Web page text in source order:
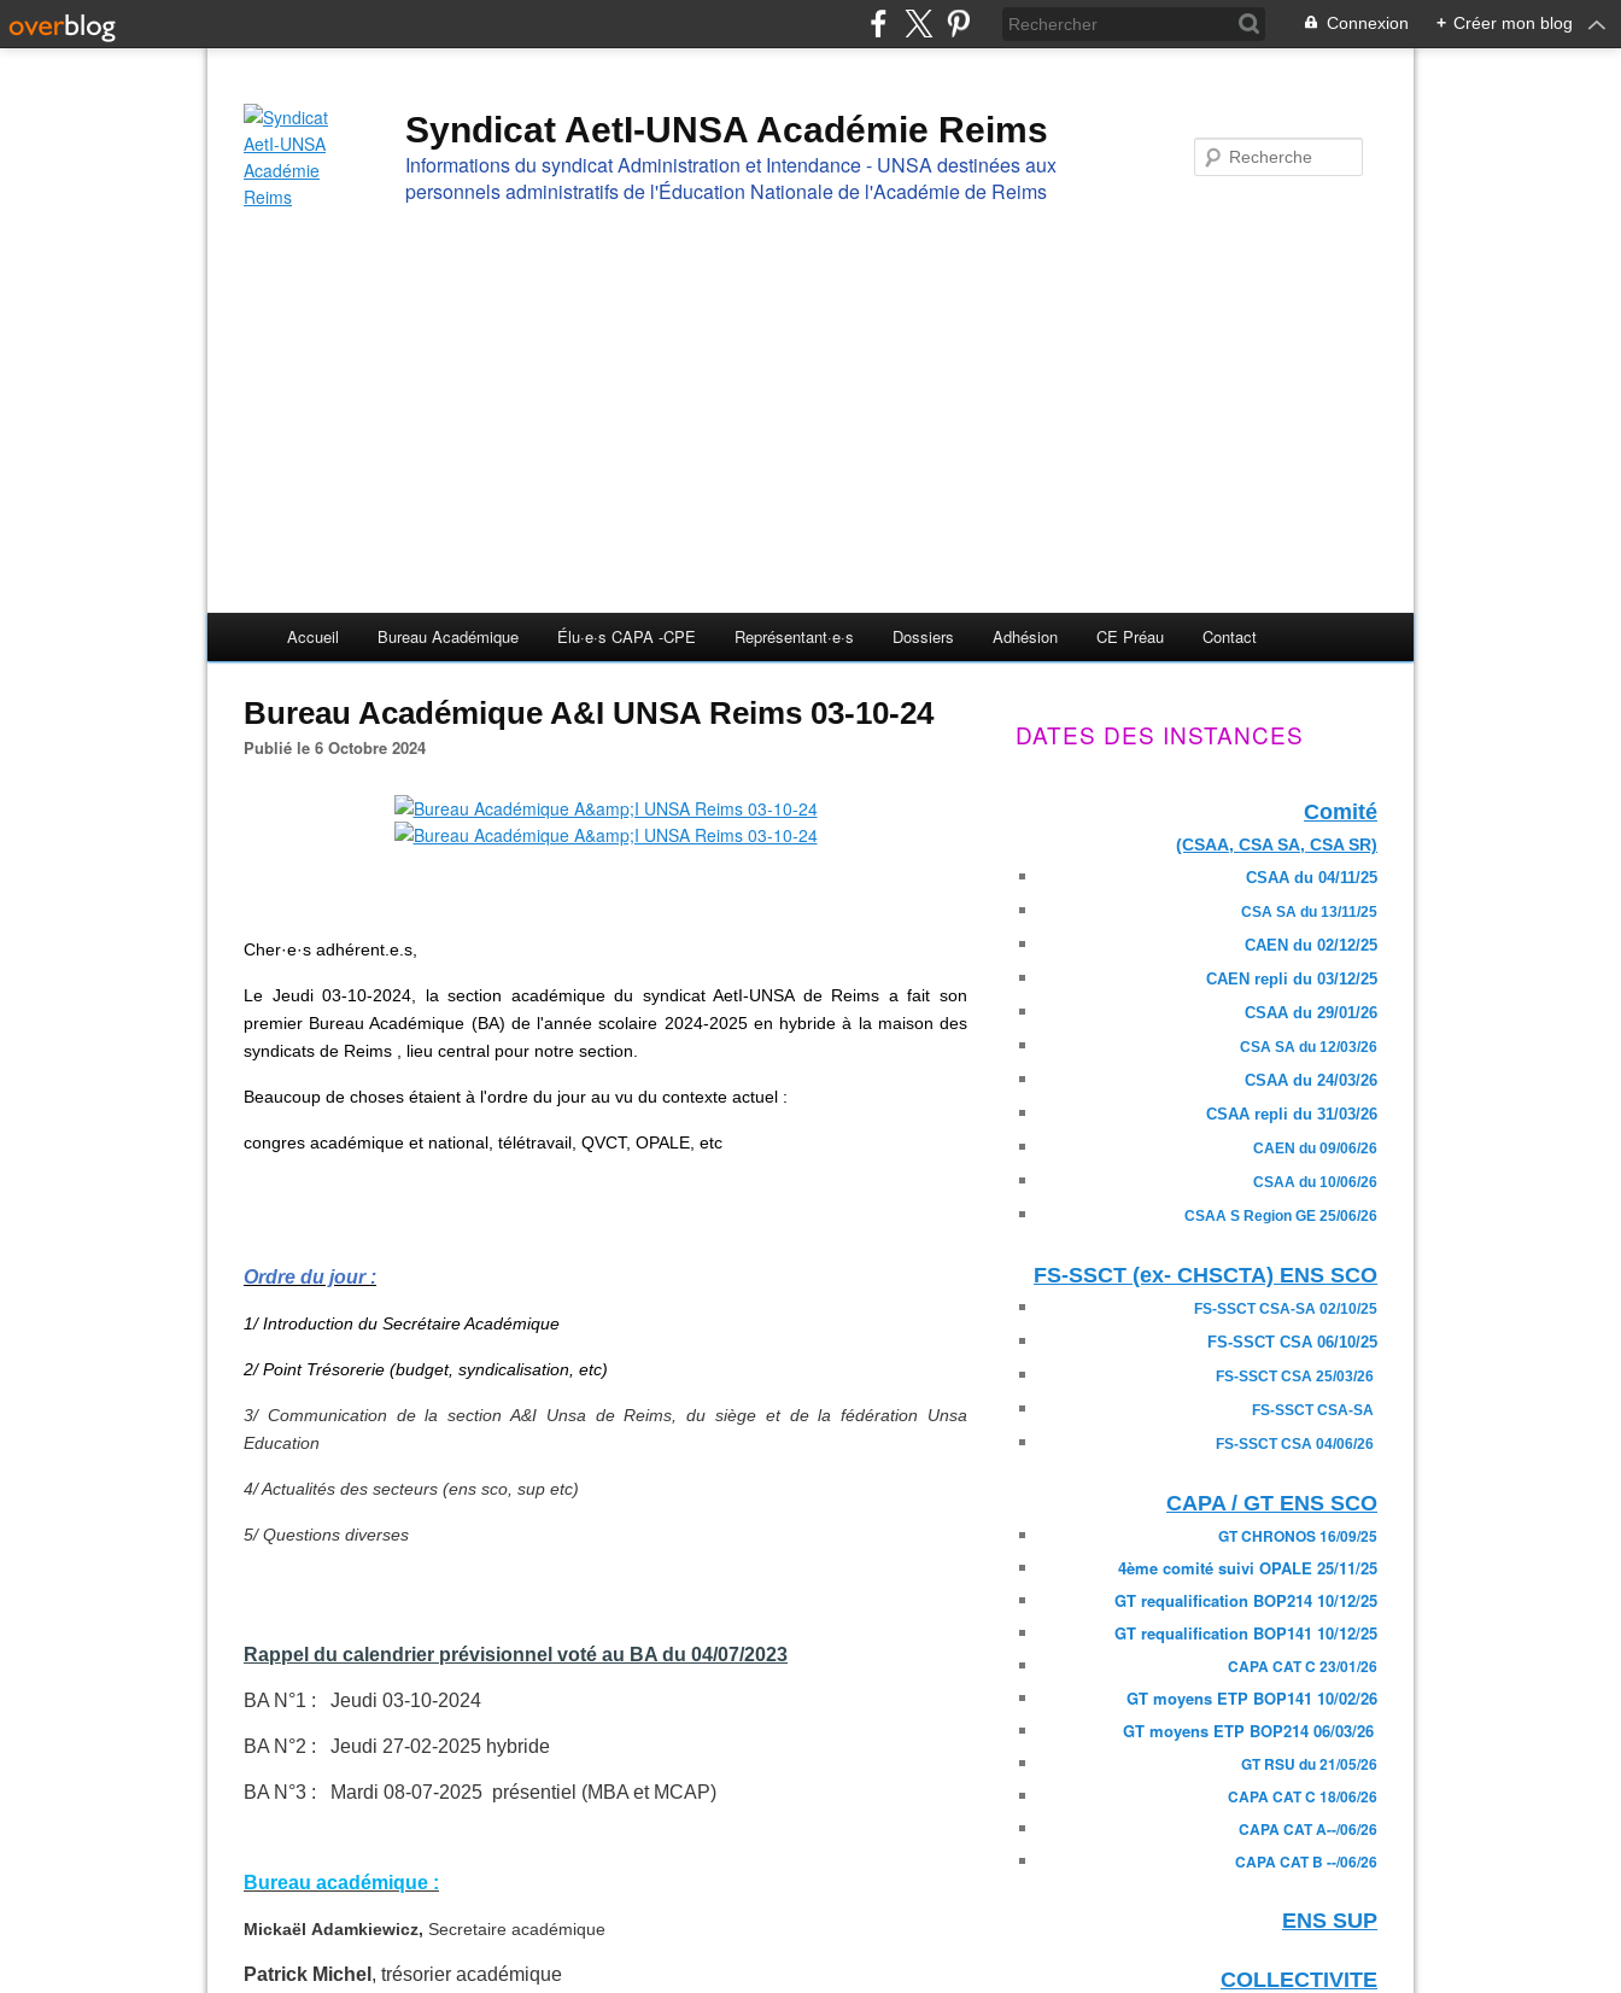
Connexion + Créer mon blog
Syndicat AetI-UNSA Académie Reims
Informations du syndicat Administration et Intendance - UNSA destinées aux
personnels administratifs de l'Éducation Nationale de l'Académie de Reims
Accueil Bureau Académique Élu·e·s CAPA -CPE Représentant·e·s Dossiers Adhésion CE Préau Contact
Bureau Académique A&I UNSA Reims 03-10-24
Publié le 6 Octobre 2024
Cher·e·s adhérent.e.s,
Le Jeudi 03-10-2024, la section académique du syndicat AetI-UNSA de Reims a fait son
premier Bureau Académique (BA) de l'année scolaire 2024-2025 en hybride à la maison des
syndicats de Reims , lieu central pour notre section.
Beaucoup de choses étaient à l'ordre du jour au vu du contexte actuel :
congres académique et national, télétravail, QVCT, OPALE, etc
Ordre du jour :
1/ Introduction du Secrétaire Académique
2/ Point Trésorerie (budget, syndicalisation, etc)
3/ Communication de la section A&I Unsa de Reims, du siège et de la fédération Unsa
Education
4/ Actualités des secteurs (ens sco, sup etc)
5/ Questions diverses
Rappel du calendrier prévisionnel voté au BA du 04/07/2023
BA N°1 : Jeudi 03-10-2024
BA N°2 : Jeudi 27-02-2025 hybride
BA N°3 : Mardi 08-07-2025 présentiel (MBA et MCAP)
Bureau académique :
Mickaël Adamkiewicz, Secretaire académique
Patrick Michel , trésorier académique
DATES DES INSTANCES
Comité
(CSAA, CSA SA, CSA SR)
CSAA du 04/11/25
CSA SA du 13/11/25
CAEN du 02/12/25
CAEN repli du 03/12/25
CSAA du 29/01/26
CSA SA du 12/03/26
CSAA du 24/03/26
CSAA repli du 31/03/26
CAEN du 09/06/26
CSAA du 10/06/26
CSAA S Region GE 25/06/26
FS-SSCT (ex- CHSCTA) ENS SCO
FS-SSCT CSA-SA 02/10/25
FS-SSCT CSA 06/10/25
FS-SSCT CSA 25/03/26
FS-SSCT CSA-SA
FS-SSCT CSA 04/06/26
CAPA / GT ENS SCO
GT CHRONOS 16/09/25
4ème comité suivi OPALE 25/11/25
GT requalification BOP214 10/12/25
GT requalification BOP141 10/12/25
CAPA CAT C 23/01/26
GT moyens ETP BOP141 10/02/26
GT moyens ETP BOP214 06/03/26
GT RSU du 21/05/26
CAPA CAT C 18/06/26
CAPA CAT A--/06/26
CAPA CAT B --/06/26
ENS SUP
COLLECTIVITE